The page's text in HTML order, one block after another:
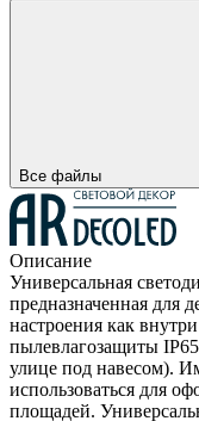
Все файлы
Описание
Универсальная
предназначенная для
настроения как
пылевлагозащиты
улице под навесом).
использоваться для
площадей.